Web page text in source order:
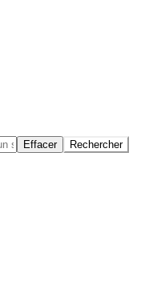
Effacer Rechercher